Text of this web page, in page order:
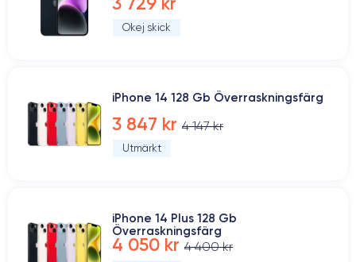
Okej skick
iPhone 14 128 Gb Överraskningsfärg
3 847 kr 4 147 kr
Utmärkt
iPhone 14 Plus 128 Gb
Överraskningsfärg
4 050 kr 4 400 kr